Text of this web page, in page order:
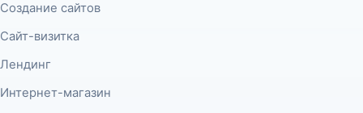
Создание сайтов
Сайт-визитка
Лендинг
Интернет-магазин